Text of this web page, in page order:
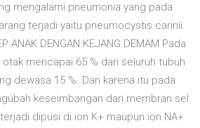
mengalami pneumonia yang pada
terjadi yaitu pneumocystis carinii.
ANAK DENGAN KEJANG DEMAM Pada
mencapai 65 % dari seluruh tubuh
dewasa 15 %. Dan karena itu pada
keseimbangan dari membran sel
dipusi di ion K+ maupun ion NA+